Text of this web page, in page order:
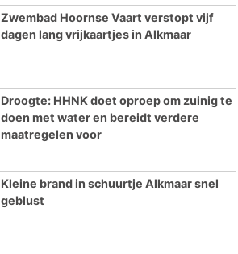
Zwembad Hoornse Vaart verstopt vijf
dagen lang vrijkaartjes in Alkmaar
Droogte: HHNK doet oproep om zuinig te
doen met water en bereidt verdere
maatregelen voor
Kleine brand in schuurtje Alkmaar snel
geblust